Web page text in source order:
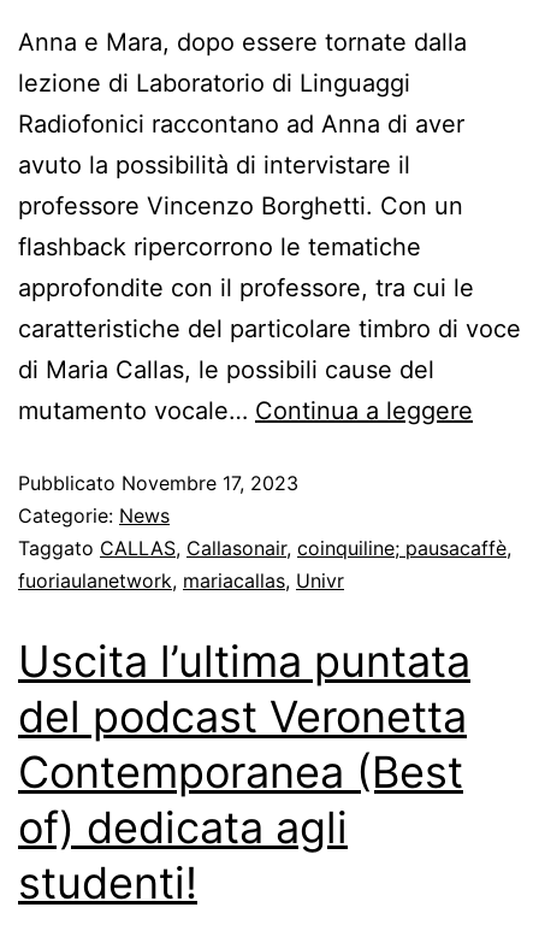
Anna e Mara, dopo essere tornate dalla
lezione di Laboratorio di Linguaggi
Radiofonici raccontano ad Anna di aver
avuto la possibilità di intervistare il
professore Vincenzo Borghetti. Con un
flashback ripercorrono le tematiche
approfondite con il professore, tra cui le
caratteristiche del particolare timbro di voce
di Maria Callas, le possibili cause del
mutamento vocale… Continua a leggere
Pubblicato Novembre 17, 2023
Categorie: News
Taggato CALLAS, Callasonair, coinquiline; pausacaffè,
fuoriaulanetwork, mariacallas, Univr
Uscita l’ultima puntata
del podcast Veronetta
Contemporanea (Best
of) dedicata agli
studenti!